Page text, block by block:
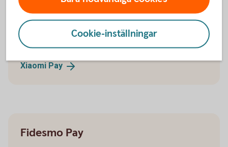
butik. Du ansluter enkelt ditt kort och betalar sedan
säkert med din smartklocka.
Gäller endast för våra bankkort Mastercard.
Xiaomi Pay
Fidesmo Pay
Cookie-inställningar